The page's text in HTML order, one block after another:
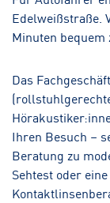
Edelweißstraße.
Minuten bequem
Das
Ihren Besuch –
Beratung zu
Sehtest oder